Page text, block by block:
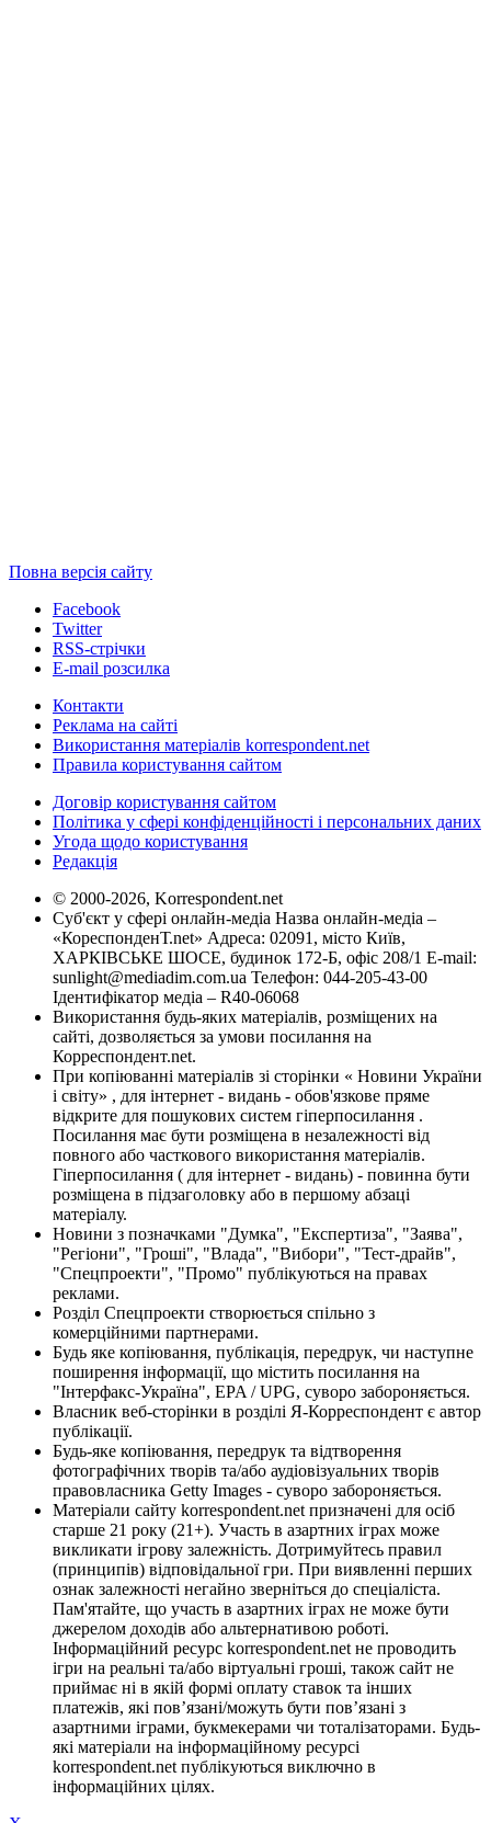
Повна версія сайту
Facebook
Twitter
RSS-стрічки
E-mail розсилка
Контакти
Реклама на сайті
Використання матеріалів korrespondent.net
Правила користування сайтом
Договір користування сайтом
Політика у сфері конфіденційності і персональних даних
Угода щодо користування
Редакція
© 2000-2026, Korrespondent.net
Суб'єкт у сфері онлайн-медіа Назва онлайн-медіа –
«КореспонденТ.net» Адреса: 02091, місто Київ,
ХАРКІВСЬКЕ ШОСЕ, будинок 172-Б, офіс 208/1 E-mail:
sunlight@mediadim.com.ua Телефон: 044-205-43-00
Ідентифікатор медіа – R40-06068
Використання будь-яких матеріалів, розміщених на
сайті, дозволяється за умови посилання на
Корреспондент.net.
При копіюванні матеріалів зі сторінки « Новини України
і світу» , для інтернет - видань - обов'язкове пряме
відкрите для пошукових систем гіперпосилання .
Посилання має бути розміщена в незалежності від
повного або часткового використання матеріалів.
Гіперпосилання ( для інтернет - видань) - повинна бути
розміщена в підзаголовку або в першому абзаці
матеріалу.
Новини з позначками "Думка", "Експертиза", "Заява",
"Регіони", "Гроші", "Влада", "Вибори", "Тест-драйв",
"Спецпроекти", "Промо" публікуються на правах
реклами.
Розділ Спецпроекти створюється спільно з
комерційними партнерами.
Будь яке копіювання, публікація, передрук, чи наступне
поширення інформації, що містить посилання на
"Інтерфакс-Україна", EPA / UPG, суворо забороняється.
Власник веб-сторінки в розділі Я-Корреспондент є автор
публікації.
Будь-яке копіювання, передрук та відтворення
фотографічних творів та/або аудіовізуальних творів
правовласника Getty Images - суворо забороняється.
Матеріали сайту korrespondent.net призначені для осіб
старше 21 року (21+). Участь в азартних іграх може
викликати ігрову залежність. Дотримуйтесь правил
(принципів) відповідальної гри. При виявленні перших
ознак залежності негайно зверніться до спеціаліста.
Пам'ятайте, що участь в азартних іграх не може бути
джерелом доходів або альтернативою роботі.
Інформаційний ресурс korrespondent.net не проводить
ігри на реальні та/або віртуальні гроші, також сайт не
приймає ні в якій формі оплату ставок та інших
платежів, які пов’язані/можуть бути пов’язані з
азартними іграми, букмекерами чи тоталізаторами. Будь-
які матеріали на інформаційному ресурсі
korrespondent.net публікуються виключно в
інформаційних цілях.